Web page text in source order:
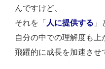
んですけど、
それを「 人に提供する
自分の中での理解度も上
飛躍的に成長を加速させ